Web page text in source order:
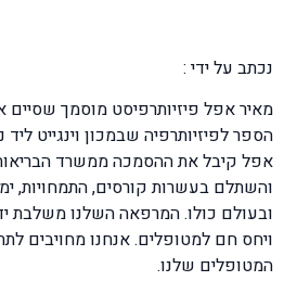
נכתב על ידי :
מאיר אפל פיזיותרפיסט מוסמך שסיים
אפל קיבל את ההסמכה ממשרד
והשתלם בעשרות קורסים, התמחויות,
ובעולם כולו. המרפאה השלנו משלבת
ויחס חם למטופלים. אנחנו מחויבים
המטופלים שלנו.